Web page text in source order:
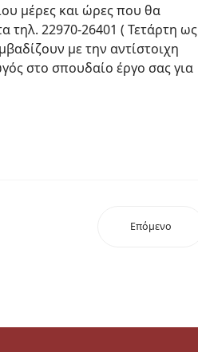
μέρες και ώρες που θα
τηλ. 22970-26401 ( Τετάρτη ως
με την αντίστοιχη
στο σπουδαίο έργο σας για
Επόμενο